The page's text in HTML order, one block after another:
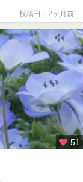
投稿日：2ヶ月前
51